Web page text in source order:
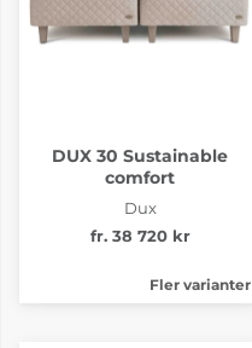
DUX 30 Sustainable
comfort
Dux
fr. 38 720 kr
Fler varianter